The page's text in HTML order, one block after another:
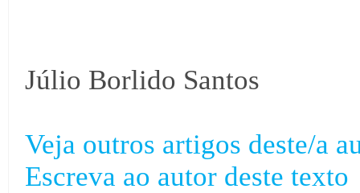
Júlio Borlido Santos
Veja outros artigos deste/a
Escreva ao autor deste texto